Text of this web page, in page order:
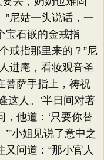
”尼姑一头说话，一
宝石嵌的金戒指
戒指那里来的？”尼
进庵，看妆观音圣
菩萨手指上，祷祝
这人。’半日间对著
他道：‘只要你替
小姐见说了意中之
问道：“那小官人